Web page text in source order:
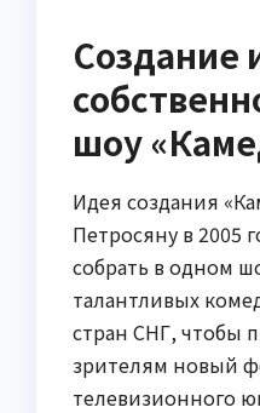
Создание
шоу
Идея создания
Петросяну в 2005
собрать в одном
талантливых
стран СНГ, чтобы
зрителям новый
телевизионного